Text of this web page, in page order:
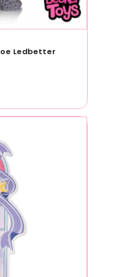
Ledbetter